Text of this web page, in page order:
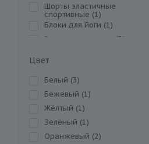
Шорты эластичные
спортивные (1)
Блоки для йоги (1)
Эластичные пояса (2)
колена (2
Суппорты (
Тейпы (4 )
Тренажеры для бёдер и рук
(1)
Эспандеры ( 2)
Цвет
Белый (3)
Бежевый (1)
Жёлтый (1)
Зелёный (1)
Оранжевый (2)